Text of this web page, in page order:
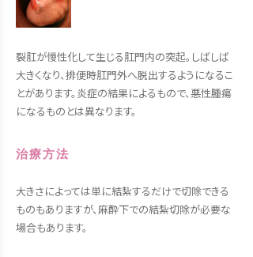
裂肛が慢性化して生じる肛門内の突起。しばしば
大きくなり、排便時肛門外へ脱出するようになるこ
とがあります。炎症の結果によるもので、悪性腫瘍
になるものとは異なります。
治療方法
大きさによっては単に結紮するだけで切除できる
ものもありますが、麻酔下での結紮切除が必要な
場合もあります。